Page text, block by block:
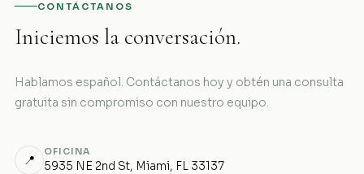
CONTÁCTANOS
Iniciemos la conversación.
Hablamos español. Contáctanos hoy y obtén una consulta
gratuita sin compromiso con nuestro equipo.
📍
OFICINA
5935 NE 2nd St, Miami, FL 33137